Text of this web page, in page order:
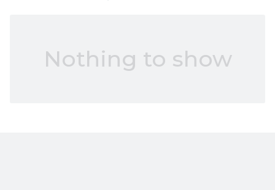
Nothing to show